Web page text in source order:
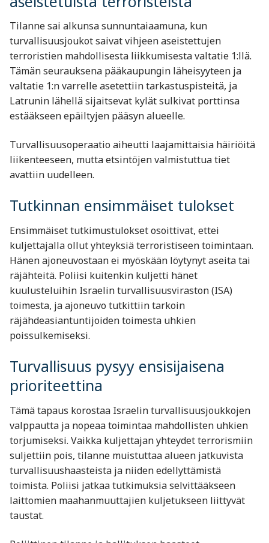
Tilanne sai alkunsa sunnuntaiaamuna, kun
turvallisuusjoukot saivat vihjeen aseistettujen
terroristien mahdollisesta liikkumisesta valtatie 1:llä.
Tämän seurauksena pääkaupungin läheisyyteen ja
valtatie 1:n varrelle asetettiin tarkastuspisteitä, ja
Latrunin lähellä sijaitsevat kylät sulkivat porttinsa
estääkseen epäiltyjen pääsyn alueelle.
Turvallisuusoperaatio aiheutti laajamittaisia häiriöitä
liikenteeseen, mutta etsintöjen valmistuttua tiet
avattiin uudelleen.
Tutkinnan ensimmäiset tulokset
Ensimmäiset tutkimustulokset osoittivat, ettei
kuljettajalla ollut yhteyksiä terroristiseen toimintaan.
Hänen ajoneuvostaan ei myöskään löytynyt aseita tai
räjähteitä. Poliisi kuitenkin kuljetti hänet
kuulusteluihin Israelin turvallisuusviraston (ISA)
toimesta, ja ajoneuvo tutkittiin tarkoin
räjähdeasiantuntijoiden toimesta uhkien
poissulkemiseksi.
Turvallisuus pysyy ensisijaisena
prioriteettina
Tämä tapaus korostaa Israelin turvallisuusjoukkojen
valppautta ja nopeaa toimintaa mahdollisten uhkien
torjumiseksi. Vaikka kuljettajan yhteydet terrorismiin
suljettiin pois, tilanne muistuttaa alueen jatkuvista
turvallisuushaasteista ja niiden edellyttämistä
toimista. Poliisi jatkaa tutkimuksia selvittääkseen
laittomien maahanmuuttajien kuljetukseen liittyvät
taustat.